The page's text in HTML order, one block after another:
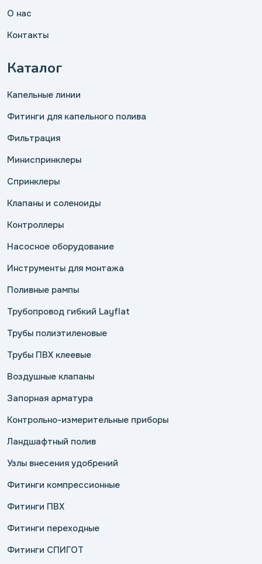
О нас
Контакты
Каталог
Капельные линии
Фитинги для капельного полива
Фильтрация
Миниспринклеры
Спринклеры
Клапаны и соленоиды
Контроллеры
Насосное оборудование
Инструменты для монтажа
Поливные рампы
Трубопровод гибкий Layflat
Трубы полиэтиленовые
Трубы ПВХ клеевые
Воздушные клапаны
Запорная арматура
Контрольно-измерительные приборы
Ландшафтный полив
Узлы внесения удобрений
Фитинги компрессионные
Фитинги ПВХ
Фитинги переходные
Фитинги СПИГОТ